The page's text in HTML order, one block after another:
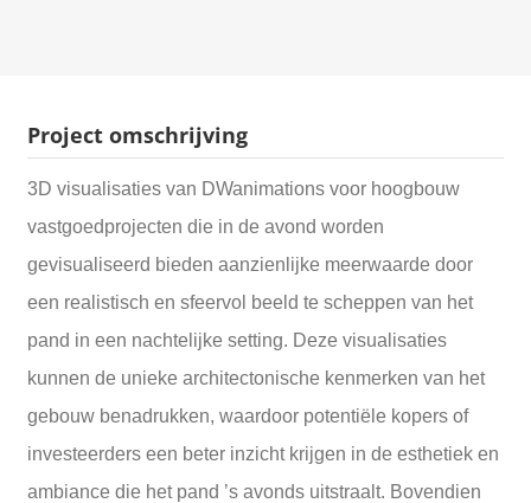
Project omschrijving
3D visualisaties van DWanimations voor hoogbouw
vastgoedprojecten die in de avond worden
gevisualiseerd bieden aanzienlijke meerwaarde door
een realistisch en sfeervol beeld te scheppen van het
pand in een nachtelijke setting. Deze visualisaties
kunnen de unieke architectonische kenmerken van het
gebouw benadrukken, waardoor potentiële kopers of
investeerders een beter inzicht krijgen in de esthetiek en
ambiance die het pand ’s avonds uitstraalt. Bovendien